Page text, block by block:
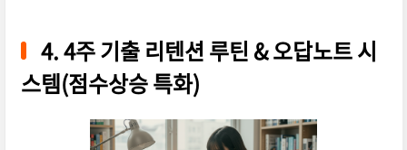
4. 4주 기출 리텐션 루틴 & 오답노트 시
스템(점수상승 특화)